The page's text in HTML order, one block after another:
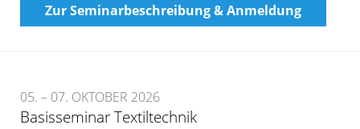
Zur Seminarbeschreibung & Anmeldung
05. – 07. OKTOBER 2026
Basisseminar Textiltechnik